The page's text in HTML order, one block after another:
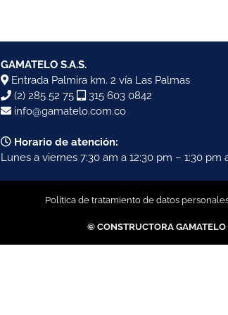
GAMATELO S.A.S.
Entrada Palmira km. 2 vía Las Palmas
(2) 285 52 75
315 603 0842
info@gamatelo.com.co
Horario de atención:
Lunes a viernes 7:30 am a 12:30 pm – 1:30 pm
Política de tratamiento de datos
© CONSTRUCTORA GAMATELO